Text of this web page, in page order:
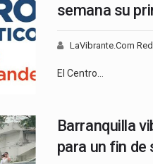
semana su
LaVibrante.Com
El Centro…
Barranquilla
para un fin de